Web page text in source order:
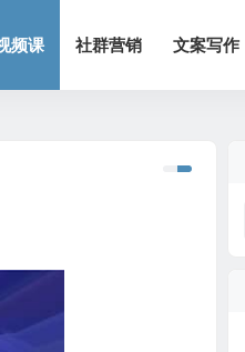
频课 社群营销 文案写作